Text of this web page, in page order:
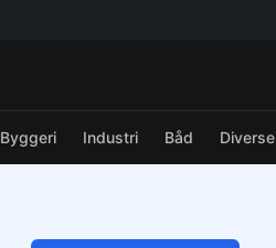
Byggeri Industri Båd Diverse